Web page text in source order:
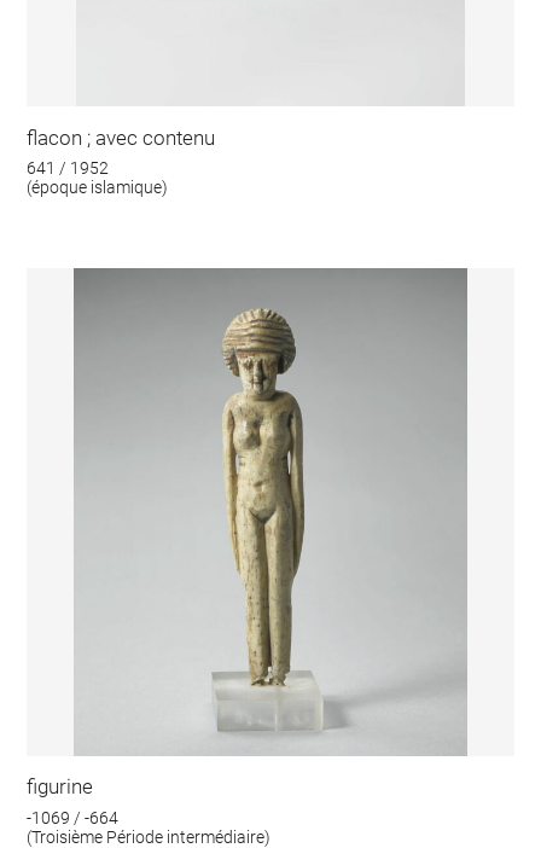
flacon ; avec contenu
641 / 1952
(époque islamique)
figurine
-1069 / -664
(Troisième Période intermédiaire)